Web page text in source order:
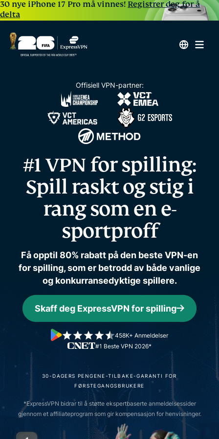
30 nye iPhone 17 Pro må vinnes! Registrer deg for å
delta
Offisiell VPN-partner:
#1 VPN for spilling:
Spill raskt og stig i
rangsom en e-
sportproff
Få opptil 80% rabatt på den beste VPN-en
for spilling, som er betrodd av både vanlige
og konkurransedyktige spillere.
Skaff deg ExpressVPN for spilling
#1 Beste VPN 2026*
458K+ Anmeldelser
30-DAGERS PENGENE-TILBAKE-GARANTI FOR
FØRSTEGANGSBRUKERE
*ExpressVPN bidrar til å støtte ekspertbaserte anmeldelsessider
gjennom et affiliateprogram som gir kompensasjon for henvisninger.